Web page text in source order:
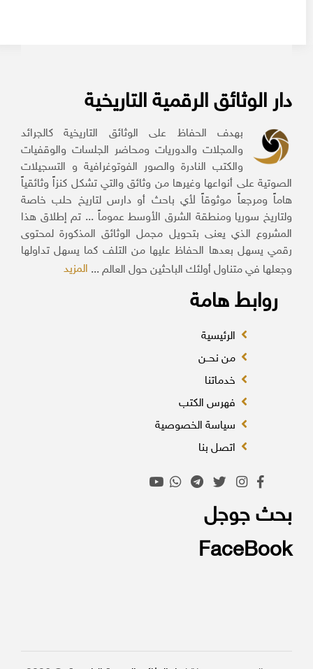
دار الوثائق الرقمية التاريخية
بهدف الحفاظ على الوثائق التاريخية كالجرائد
والمجلات والدوريات ومحاضر الجلسات والوقفيات
والكتب النادرة والصور الفوتوغرافية و التسجيلات
الصوتية على أنواعها وغيرها من وثائق والتي تشكل كنزاً وثائقياً
هاماً ومرجعاً موثوقاً لأي باحث أو دارس لتاريخ حلب خاصة
ولتاريخ سوريا ومنطقة الشرق الأوسط عموماً ... تم إطلاق هذا
المشروع الذي يعنى بتحويل مجمل الوثائق المذكورة لمحتوى
رقمي يسهل بعدها الحفاظ عليها من التلف كما يسهل تداولها
وجعلها في متناول أولئك الباحثين حول العالم ...المزيد
روابط هامة
الرئيسية
من نحــن
خدماتنا
فهرس الكتب
سياسة الخصوصية
اتصل بنا
بحث جوجل
FaceBook